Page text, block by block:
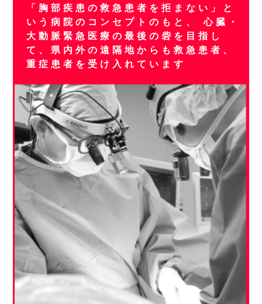
「胸部疾患の救急患者を拒まない」と
いう病院のコンセプトのもと、 心臓・
大動脈緊急医療の最後の砦を目指し
て、県内外の遠隔地からも救急患者、
重症患者を受け入れています